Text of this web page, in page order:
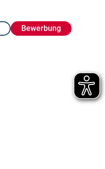
Bewerbung